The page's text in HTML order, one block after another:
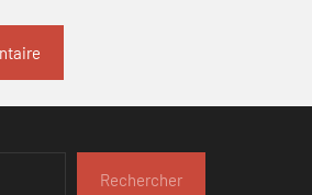
Rechercher